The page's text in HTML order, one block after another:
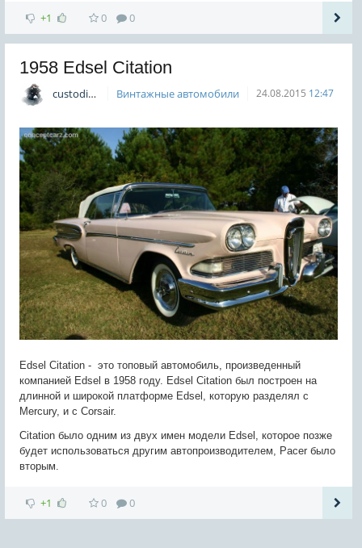
+1 0 0
1958 Edsel Citation
custodian Винтажные автомобили 24.08.2015 12:47
Edsel Citation - это топовый автомобиль, произведенный
компанией Edsel в 1958 году. Edsel Citation был построен на
длинной и широкой платформе Edsel, которую разделял с
Mercury, и с Corsair.
Citation было одним из двух имен модели Edsel, которое позже
будет использоваться другим автопроизводителем, Pacer было
вторым.
+1 0 0